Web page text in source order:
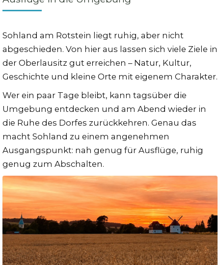
Sohland am Rotstein liegt ruhig, aber nicht
abgeschieden. Von hier aus lassen sich viele Ziele in
der Oberlausitz gut erreichen – Natur, Kultur,
Geschichte und kleine Orte mit eigenem Charakter.
Wer ein paar Tage bleibt, kann tagsüber die
Umgebung entdecken und am Abend wieder in
die Ruhe des Dorfes zurückkehren. Genau das
macht Sohland zu einem angenehmen
Ausgangspunkt: nah genug für Ausflüge, ruhig
genug zum Abschalten.